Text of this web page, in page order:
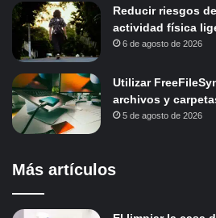
Reducir riesgos
actividad física
6 de agosto de 2026
Utilizar
archivos y
5 de agosto de 2026
Más artículos